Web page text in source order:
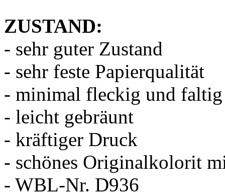
ZUSTAND:
- sehr guter Zustand
- sehr feste Papierqualität
- minimal fleckig und faltig
- leicht gebräunt
- kräftiger Druck
- schönes Originalkolorit
- WBL-Nr. D936